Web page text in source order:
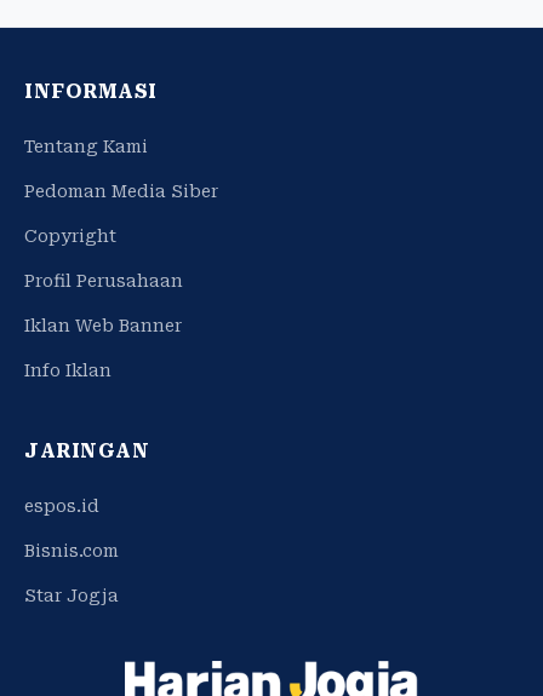
INFORMASI
Tentang Kami
Pedoman Media Siber
Copyright
Profil Perusahaan
Iklan Web Banner
Info Iklan
JARINGAN
espos.id
Bisnis.com
Star Jogja